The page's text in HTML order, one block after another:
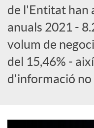
o
c
i
de l'Entitat han
anuals 2021 -
volum de
del 15,46% -
d'informació no